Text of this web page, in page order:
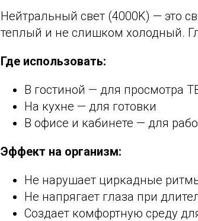
Нейтральный свет (4000K) — это
теплый и не слишком холодный.
Где использовать:
В гостиной — для просмотра
На кухне — для готовки
В офисе и кабинете — для
Эффект на организм:
Не нарушает циркадные
Не напрягает глаза при
Создает комфортную среду